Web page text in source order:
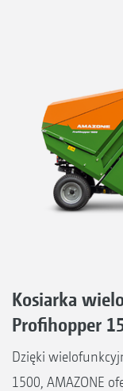
Kosiarka
Profihopper
Dzięki
1500, AMAZONE